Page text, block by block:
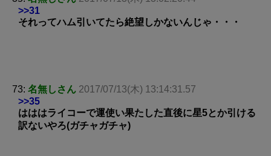
>>31
それってハム引いてたら絶望しかないんじゃ・・・
73: 名無しさん 2017/07/13(木) 13:14:31.57
>>35
はははライコーで運使い果たした直後に星5とか引ける
訳ないやろ(ガチャガチャ)